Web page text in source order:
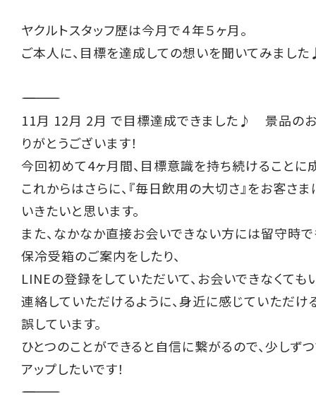
ヤクルトスタッフ歴は今月で４年５ヶ月。
ご本人に、目標を達成しての想いを聞いてみまし
――――――――――
11月 12月 2月 で目標達成できました♪ 景品の
りがとうございます！
今回初めて4ヶ月間、目標意識を持ち続けることに
これからはさらに、『毎日飲用の大切さ』をお客さ
いきたいと思います。
また、なかなか直接お会いできない方には留守時
保冷受箱のご案内をしたり、
LINEの登録をしていただいて、お会いできなくて
連絡していただけるように、身近に感じていただけ
誤しています。
ひとつのことができると自信に繋がるので、少しず
アップしたいです！
――――――――――